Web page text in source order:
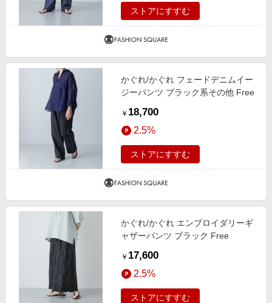
ストアにすすむ
かぐれ/かぐれ フェードデニムイー
ジーパンツ ブラック系その他 Free
￥ 18,700
2.5%
ストアにすすむ
かぐれ/かぐれ エンブロイダリーギ
ャザーパンツ ブラック Free
￥ 17,600
2.5%
ストアにすすむ